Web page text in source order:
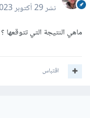
نشر29 أكتوبر 2023
ماهي النتيجة التي تتوقعها ؟
اقتباس